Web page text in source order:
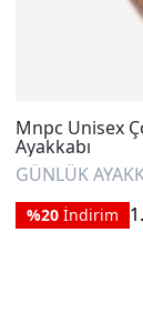
Mnpc Unisex
Ayakkabı
GÜNLÜK
%20 İndirim